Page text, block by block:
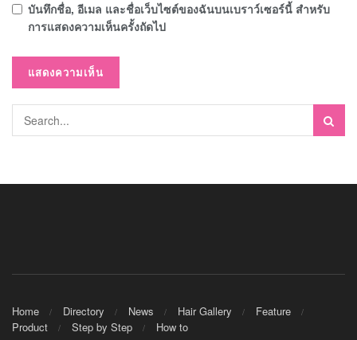
บันทึกชื่อ, อีเมล และชื่อเว็บไซต์ของฉันบนเบราว์เซอร์นี้ สำหรับ
การแสดงความเห็นครั้งถัดไป
Home Directory News Hair Gallery
Feature
Product
Step by Step How to